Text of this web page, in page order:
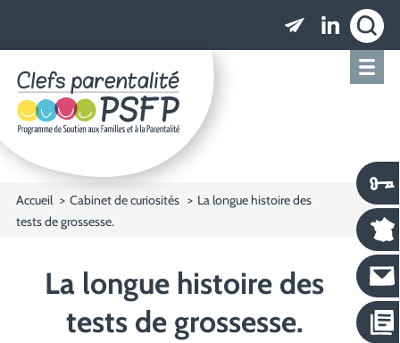
Clefs parentalité PSFP - Programme de
Accueil Cabinet de curiosités
La longue histoire des
tests de grossesse.
La longue histoire des
tests de grossesse.